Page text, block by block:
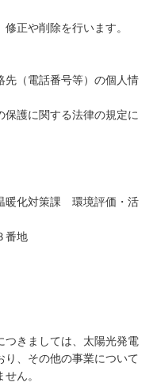
正や削除を行います。
（電話番号等）の個人情
護に関する法律の規定に
化対策課 環境評価・活
番地
きましては、太陽光発電
り、その他の事業について
ん。